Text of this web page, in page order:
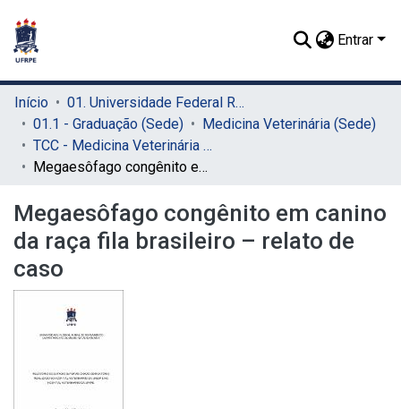
Entrar
Início
01. Universidade Federal Rural de Pernambuco - UFRPE (Sede)
01.1 - Graduação (Sede)
Medicina Veterinária (Sede)
TCC - Medicina Veterinária (Sede)
Megaesôfago congênito em canino da raça fila brasileiro – relato de caso
Megaesôfago congênito em canino
da raça fila brasileiro – relato de
caso